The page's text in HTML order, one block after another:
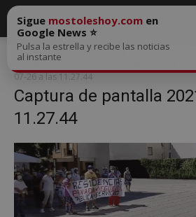
Inicio
Los pensionistas de Móstoles en
Residencias Privadas del Gobierno Local
07-26 a las 11.27.44
Captura de pantalla
11.27.44
Sigue mostoleshoy.com en
Google News ⭐
Pulsa la estrella y recibe las noticias
al instante